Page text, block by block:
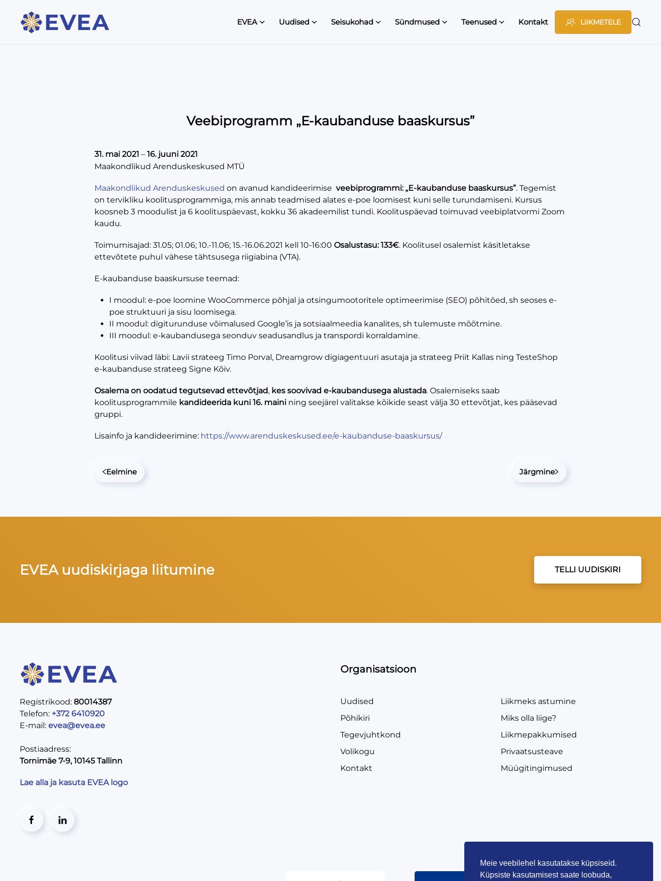
EVEA Uudised Seisukohad Sündmused Teenused Kontakt LIIKMETELE
Veebiprogramm „E-kaubanduse baaskursus”
31. mai 2021 – 16. juuni 2021
Maakondlikud Arenduskeskused MTÜ
Maakondlikud Arenduskeskused on avanud kandideerimise veebiprogrammi: „E-kaubanduse baaskursus”. Tegemist
on tervikliku koolitusprogrammiga, mis annab teadmised alates e-poe loomisest kuni selle turundamiseni. Kursus
koosneb 3 moodulist ja 6 koolituspäevast, kokku 36 akadeemilist tundi. Koolituspäevad toimuvad veebiplatvormi Zoom
kaudu.
Toimumisajad: 31.05; 01.06; 10.-11.06; 15.-16.06.2021 kell 10-16:00 Osalustasu: 133€. Koolitusel osalemist käsitletakse
ettevõtete puhul vähese tähtsusega riigiabina (VTA).
E-kaubanduse baaskursuse teemad:
I moodul: e-poe loomine WooCommerce põhjal ja otsingumootoritele optimeerimise (SEO) põhitõed, sh seoses e-
poe struktuuri ja sisu loomisega.
II moodul: digiturunduse võimalused Google’is ja sotsiaalmeedia kanalites, sh tulemuste mõõtmine.
III moodul: e-kaubandusega seonduv seadusandlus ja transpordi korraldamine.
Koolitusi viivad läbi: Lavii strateeg Timo Porval, Dreamgrow digiagentuuri asutaja ja strateeg Priit Kallas ning TesteShop
e-kaubanduse strateeg Signe Kõiv.
Osalema on oodatud tegutsevad ettevõtjad, kes soovivad e-kaubandusega alustada. Osalemiseks saab
koolitusprogrammile kandideerida kuni 16. maini ning seejärel valitakse kõikide seast välja 30 ettevõtjat, kes pääsevad
gruppi.
Lisainfo ja kandideerimine: https://www.arenduskeskused.ee/e-kaubanduse-baaskursus/
Eelmine Järgmine
EVEA uudiskirjaga liitumine TELLI UUDISKIRI
Registrikood: 80014387
Telefon: +372 6410920
E-mail: evea@evea.ee
Postiaadress:
Tornimäe 7-9, 10145 Tallinn
Lae alla ja kasuta EVEA logo
Organisatsioon
Uudised
Põhikiri
Tegevjuhtkond
Volikogu
Kontakt
Liikmeks astumine
Miks olla liige?
Liikmepakkumised
Privaatsusteave
Müügitingimused
Meie veebilehel kasutatakse küpsiseid.
Küpsiste kasutamisest saate loobuda,